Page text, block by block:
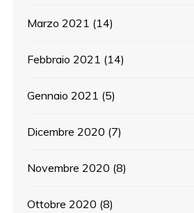
Marzo 2021 (14)
Febbraio 2021 (14)
Gennaio 2021 (5)
Dicembre 2020 (7)
Novembre 2020 (8)
Ottobre 2020 (8)